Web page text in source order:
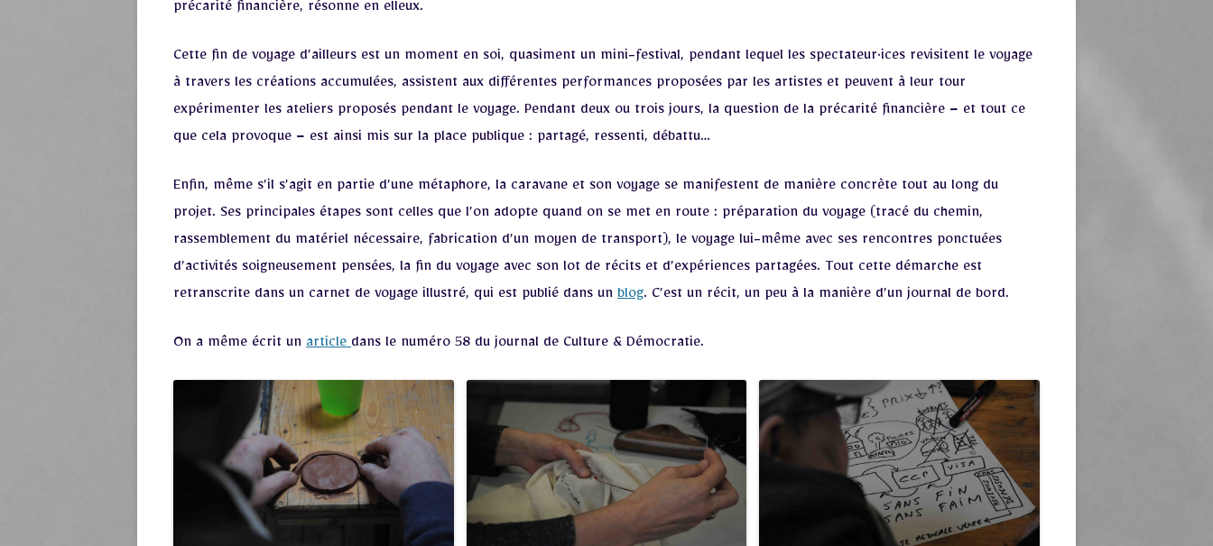
précarité financière, résonne en elleux.
Cette fin de voyage d’ailleurs est un moment en soi, quasiment un mini-festival, pendant lequel les spectateur·ices revisitent le voyage
à travers les créations accumulées, assistent aux différentes performances proposées par les artistes et peuvent à leur tour
expérimenter les ateliers proposés pendant le voyage. Pendant deux ou trois jours, la question de la précarité financière – et tout ce
que cela provoque – est ainsi mis sur la place publique : partagé, ressenti, débattu…
Enfin, même s’il s’agit en partie d’une métaphore, la caravane et son voyage se manifestent de manière concrète tout au long du
projet. Ses principales étapes sont celles que l’on adopte quand on se met en route : préparation du voyage (tracé du chemin,
rassemblement du matériel nécessaire, fabrication d’un moyen de transport), le voyage lui-même avec ses rencontres ponctuées
d’activités soigneusement pensées, la fin du voyage avec son lot de récits et d’expériences partagées. Tout cette démarche est
retranscrite dans un carnet de voyage illustré, qui est publié dans un blog. C’est un récit, un peu à la manière d’un journal de bord.
On a même écrit un articledans le numéro 58 du journal de Culture & Démocratie.